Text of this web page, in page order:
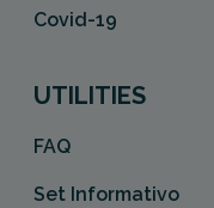
Covid-19
UTILITIES
FAQ
Set Informativo